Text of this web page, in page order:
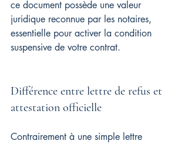
ce document possède une valeur
juridique reconnue par les notaires,
essentielle pour activer la condition
suspensive de votre contrat.
Différence entre lettre de refus et
attestation officielle
Contrairement à une simple lettre